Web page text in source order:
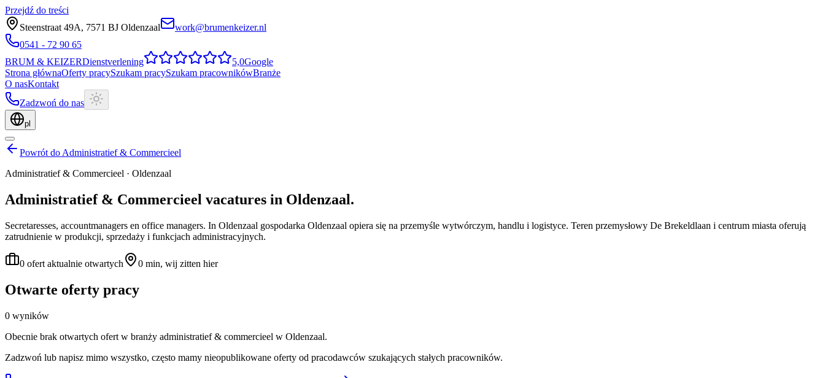
Przejdź do treści
Steenstraat 49A, 7571 BJ Oldenzaal
work@brumenkeizer.nl
0541 - 72 90 65
BRUM & KEIZERDienstverlening 5,0Google
Strona głównaOferty pracySzukam pracySzukam pracownikówBranże
O nasKontakt
Zadzwoń do nas
pl
Powrót do Administratief & Commercieel
Administratief & Commercieel · Oldenzaal
Administratief & Commercieel vacatures in Oldenzaal.
Secretaresses, accountmanagers en office managers. In Oldenzaal gospodarka Oldenzaal opiera się na przemyśle wytwórczym, handlu i logistyce. Teren przemysłowy De Brekeldlaan i centrum miasta oferują
zatrudnienie w produkcji, sprzedaży i funkcjach administracyjnych.
0 ofert aktualnie otwartych 0 min, wij zitten hier
Otwarte oferty pracy
0 wyników
Obecnie brak otwartych ofert w branży administratief & commercieel w Oldenzaal.
Zadzwoń lub napisz mimo wszystko, często mamy nieopublikowane oferty od pracodawców szukających stałych pracowników.